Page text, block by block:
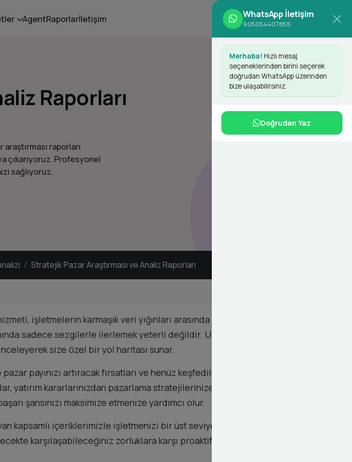
AgentRaporlarİletişim Giriş Yap Kayıt Ol
Raporları
raporları
çıkarıyoruz. Profesyonel
sağlıyoruz.
d
Stratejik Pazar Araştırması ve Analiz Raporları
işletmelerin karmaşık veri yığınları arasında boğulmadan stratejik kararlar
sadece sezgilerle ilerlemek yeterli değildir. Uzman ekibimiz, sektörünüze
size özel bir yol haritası sunar.
payınızı artıracak fırsatları ve henüz keşfedilmemiş boşlukları net bir
yatırım kararlarınızdan pazarlama stratejilerinize kadar tüm süreçlerde size
şansınızı maksimize etmenize yardımcı olur.
kapsamlı içeriklerimizle işletmenizi bir üst seviyeye taşımak için buradayız.
karşılaşabileceğiniz zorluklara karşı proaktif çözümler üretmenizi de
WhatsApp İletişim
905054407855
Merhaba! Hızlı mesaj
seçeneklerinden birini seçerek
doğrudan WhatsApp üzerinden
bize ulaşabilirsiniz.
Doğrudan Yaz